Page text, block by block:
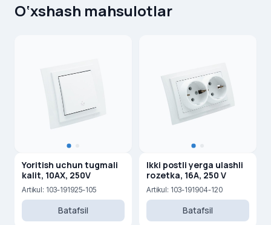
O‘xshash mahsulotlar
Yoritish uchun tugmali
kalit, 10AX, 250V
Artikul: 103-191925-105
Batafsil
Ikki postli yerga ulashli
rozetka, 16A, 250 V
Artikul: 103-191904-120
Batafsil